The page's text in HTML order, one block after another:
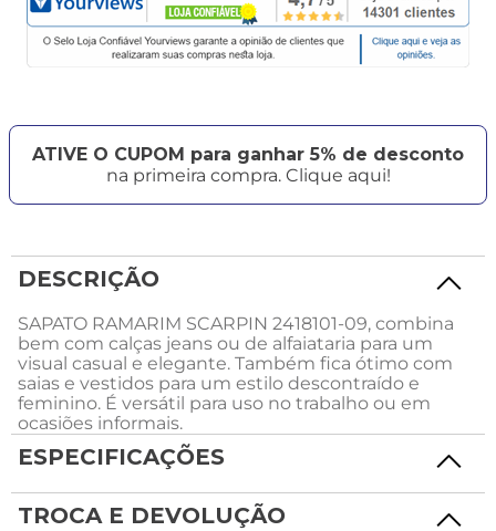
ATIVE O CUPOM para ganhar 5% de desconto
na primeira compra. Clique aqui!
DESCRIÇÃO
SAPATO RAMARIM SCARPIN 2418101-09, combina
bem com calças jeans ou de alfaiataria para um
visual casual e elegante. Também fica ótimo com
saias e vestidos para um estilo descontraído e
feminino. É versátil para uso no trabalho ou em
ocasiões informais.
ESPECIFICAÇÕES
TROCA E DEVOLUÇÃO